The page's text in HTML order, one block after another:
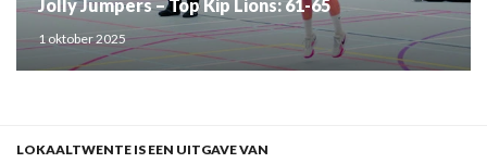
Jolly Jumpers – Top Kip Lions: 61-65
1 oktober 2025
LOKAALTWENTE IS EEN UITGAVE VAN